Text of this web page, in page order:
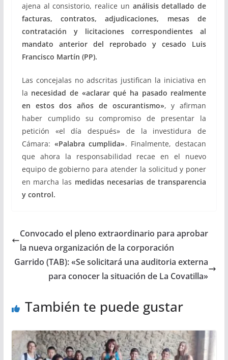
ajena al consistorio, realice un análisis detallado de
facturas, contratos, adjudicaciones, mesas de
contratación y licitaciones correspondientes al
mandato anterior del reprobado y cesado Luis
Francisco Martín (PP).
Las concejalas no adscritas justifican la iniciativa en
la necesidad de «aclarar qué ha pasado realmente
en estos dos años de oscurantismo», y afirman
haber cumplido su compromiso de presentar la
petición «el día después» de la investidura de
Cámara: «Palabra cumplida». Finalmente, destacan
que ahora la responsabilidad recae en el nuevo
equipo de gobierno para atender la solicitud y poner
en marcha las medidas necesarias de transparencia
y control.
Convocado el pleno extraordinario para aprobar
la nueva organización de la corporación
Garrido (TAB): «Se solicitará una auditoria externa
para conocer la situación de La Covatilla»
También te puede gustar